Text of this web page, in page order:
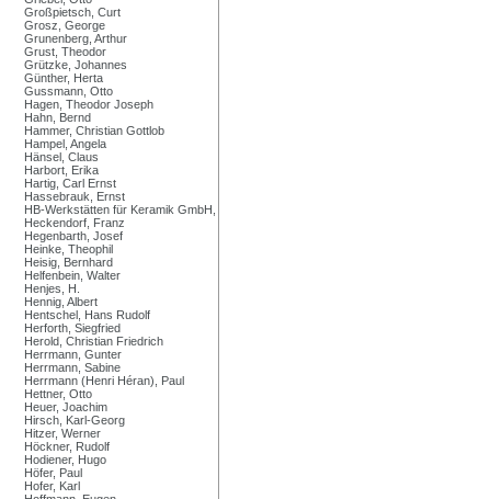
Großpietsch, Curt
Grosz, George
Grunenberg, Arthur
Grust, Theodor
Grützke, Johannes
Günther, Herta
Gussmann, Otto
Hagen, Theodor Joseph
Hahn, Bernd
Hammer, Christian Gottlob
Hampel, Angela
Hänsel, Claus
Harbort, Erika
Hartig, Carl Ernst
Hassebrauk, Ernst
HB-Werkstätten für Keramik GmbH,
Heckendorf, Franz
Hegenbarth, Josef
Heinke, Theophil
Heisig, Bernhard
Helfenbein, Walter
Henjes, H.
Hennig, Albert
Hentschel, Hans Rudolf
Herforth, Siegfried
Herold, Christian Friedrich
Herrmann, Gunter
Herrmann, Sabine
Herrmann (Henri Héran), Paul
Hettner, Otto
Heuer, Joachim
Hirsch, Karl-Georg
Hitzer, Werner
Höckner, Rudolf
Hodiener, Hugo
Höfer, Paul
Hofer, Karl